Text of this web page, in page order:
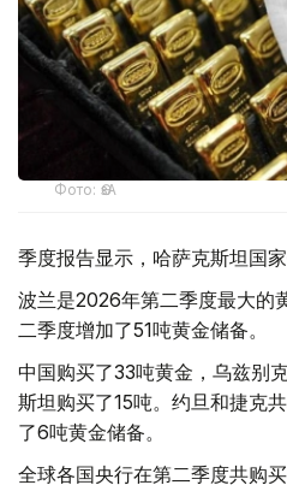
Фото: ӨзА
季度报告显示，哈萨克斯坦国
波兰是2026年第二季度最大的
二季度增加了51吨黄金储备。
中国购买了33吨黄金，乌兹别
斯坦购买了15吨。约旦和捷克
了6吨黄金储备。
全球各国央行在第二季度共购